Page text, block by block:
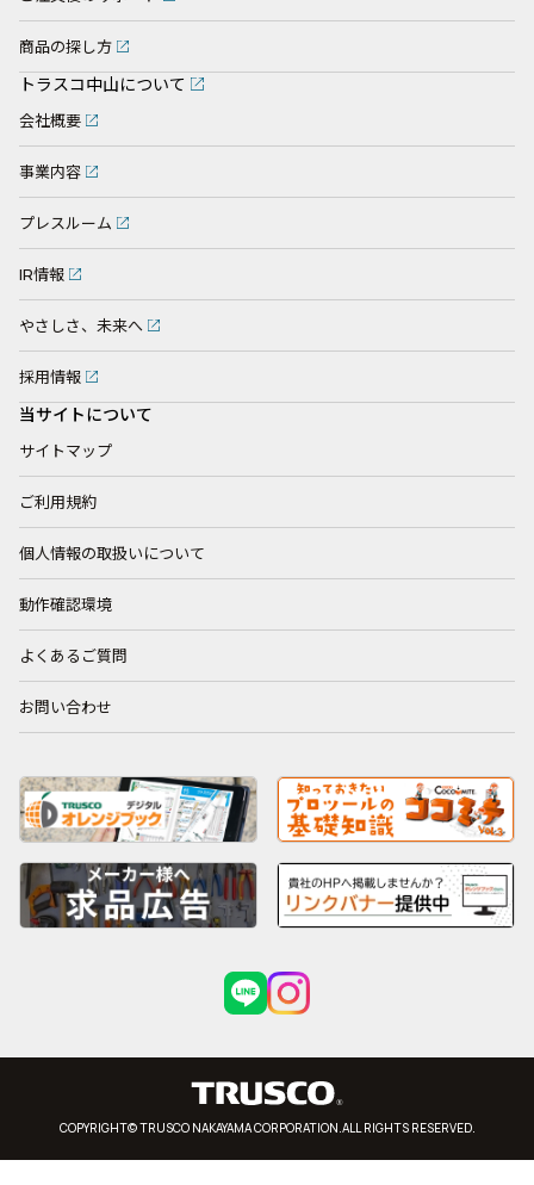
商品の探し方
トラスコ中山について
会社概要
事業内容
プレスルーム
IR情報
やさしさ、未来へ
採用情報
当サイトについて
サイトマップ
ご利用規約
個人情報の取扱いについて
動作確認環境
よくあるご質問
お問い合わせ
COPYRIGHT© TRUSCO NAKAYAMA CORPORATION.ALL RIGHTS RESERVED.